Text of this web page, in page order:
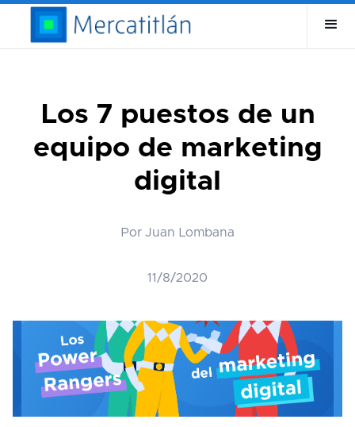
Los 7 puestos de un
equipo de marketing
digital
Por Juan Lombana
11/8/2020